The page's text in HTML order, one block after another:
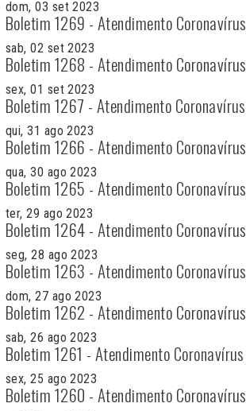
dom, 03 set 2023
Boletim 1269 - Atendimento Coronavírus
sab, 02 set 2023
Boletim 1268 - Atendimento Coronavírus
sex, 01 set 2023
Boletim 1267 - Atendimento Coronavírus
qui, 31 ago 2023
Boletim 1266 - Atendimento Coronavírus
qua, 30 ago 2023
Boletim 1265 - Atendimento Coronavírus
ter, 29 ago 2023
Boletim 1264 - Atendimento Coronavírus
seg, 28 ago 2023
Boletim 1263 - Atendimento Coronavírus
dom, 27 ago 2023
Boletim 1262 - Atendimento Coronavírus
sab, 26 ago 2023
Boletim 1261 - Atendimento Coronavírus
sex, 25 ago 2023
Boletim 1260 - Atendimento Coronavírus